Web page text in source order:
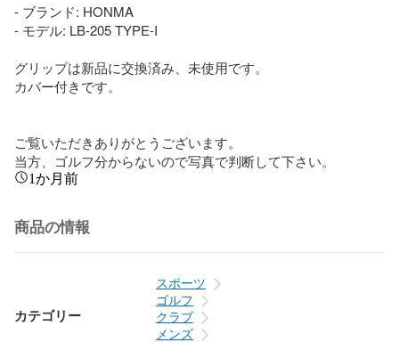
- ブランド: HONMA
- モデル: LB-205 TYPE-I
グリップは新品に交換済み、未使用です。
カバー付きです。
ご覧いただきありがとうございます。
当方、ゴルフ分からないので写真で判断して下さい。
1か月前
商品の情報
カテゴリー
スポーツ
ゴルフ
クラブ
メンズ